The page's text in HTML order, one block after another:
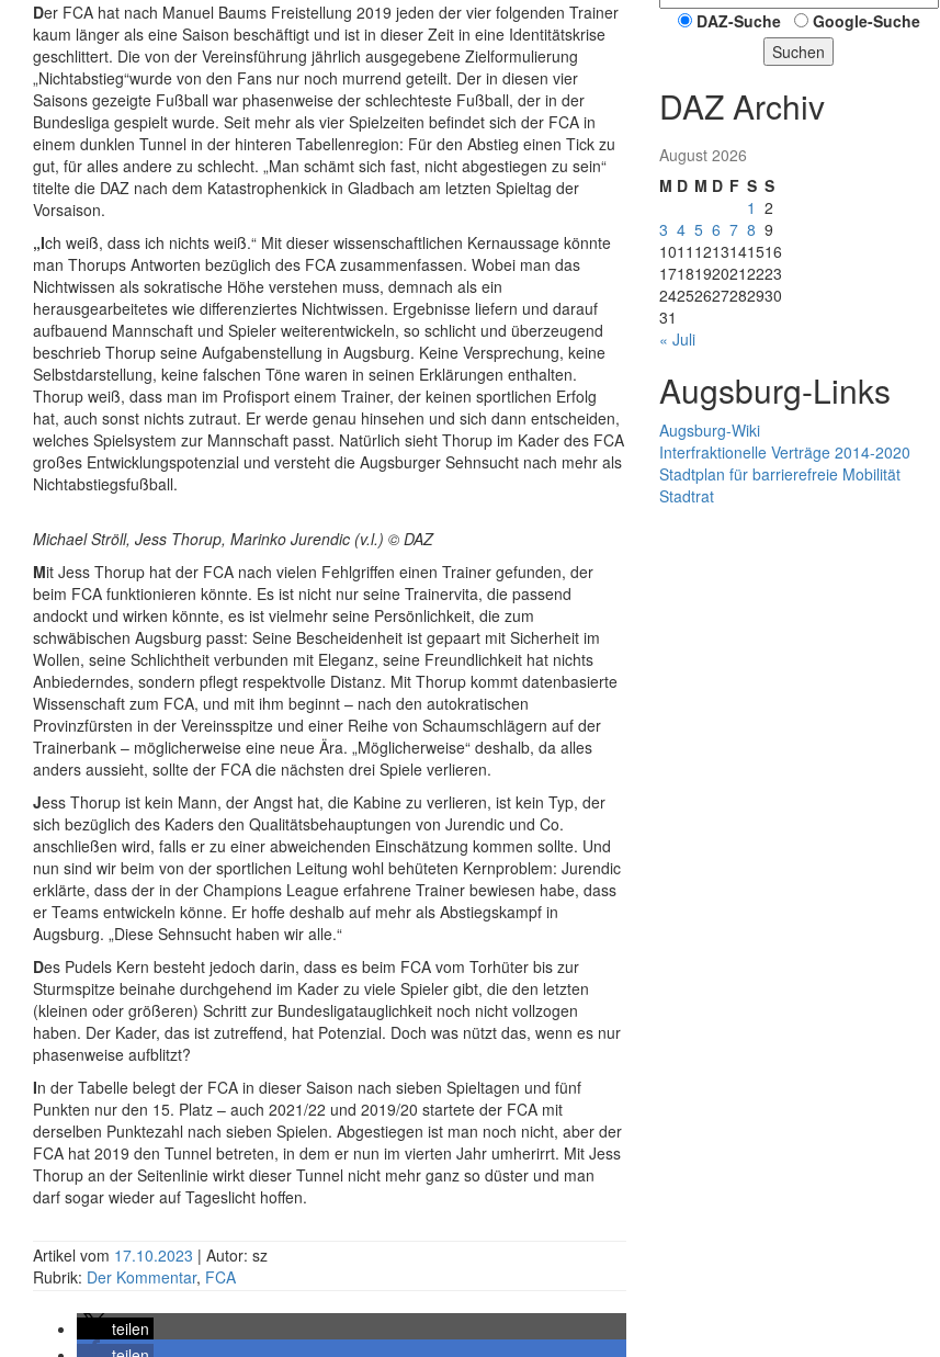
Der FCA hat nach Manuel Baums Freistellung 2019 jeden der vier folgenden Trainer
kaum länger als eine Saison beschäftigt und ist in dieser Zeit in eine Identitätskrise
geschlittert. Die von der Vereinsführung jährlich ausgegebene Zielformulierung
„Nichtabstieg“wurde von den Fans nur noch murrend geteilt. Der in diesen vier
Saisons gezeigte Fußball war phasenweise der schlechteste Fußball, der in der
Bundesliga gespielt wurde. Seit mehr als vier Spielzeiten befindet sich der FCA in
einem dunklen Tunnel in der hinteren Tabellenregion: Für den Abstieg einen Tick zu
gut, für alles andere zu schlecht. „Man schämt sich fast, nicht abgestiegen zu sein“
titelte die DAZ nach dem Katastrophenkick in Gladbach am letzten Spieltag der
Vorsaison.
„Ich weiß, dass ich nichts weiß.“ Mit dieser wissenschaftlichen Kernaussage könnte
man Thorups Antworten bezüglich des FCA zusammenfassen. Wobei man das
Nichtwissen als sokratische Höhe verstehen muss, demnach als ein
herausgearbeitetes wie differenziertes Nichtwissen. Ergebnisse liefern und darauf
aufbauend Mannschaft und Spieler weiterentwickeln, so schlicht und überzeugend
beschrieb Thorup seine Aufgabenstellung in Augsburg. Keine Versprechung, keine
Selbstdarstellung, keine falschen Töne waren in seinen Erklärungen enthalten.
Thorup weiß, dass man im Profisport einem Trainer, der keinen sportlichen Erfolg
hat, auch sonst nichts zutraut. Er werde genau hinsehen und sich dann entscheiden,
welches Spielsystem zur Mannschaft passt. Natürlich sieht Thorup im Kader des FCA
großes Entwicklungspotenzial und versteht die Augsburger Sehnsucht nach mehr als
Nichtabstiegsfußball.
Michael Ströll, Jess Thorup, Marinko Jurendic (v.l.) © DAZ
Mit Jess Thorup hat der FCA nach vielen Fehlgriffen einen Trainer gefunden, der
beim FCA funktionieren könnte. Es ist nicht nur seine Trainervita, die passend
andockt und wirken könnte, es ist vielmehr seine Persönlichkeit, die zum
schwäbischen Augsburg passt: Seine Bescheidenheit ist gepaart mit Sicherheit im
Wollen, seine Schlichtheit verbunden mit Eleganz, seine Freundlichkeit hat nichts
Anbiederndes, sondern pflegt respektvolle Distanz. Mit Thorup kommt datenbasierte
Wissenschaft zum FCA, und mit ihm beginnt – nach den autokratischen
Provinzfürsten in der Vereinsspitze und einer Reihe von Schaumschlägern auf der
Trainerbank – möglicherweise eine neue Ära. „Möglicherweise“ deshalb, da alles
anders aussieht, sollte der FCA die nächsten drei Spiele verlieren.
Jess Thorup ist kein Mann, der Angst hat, die Kabine zu verlieren, ist kein Typ, der
sich bezüglich des Kaders den Qualitätsbehauptungen von Jurendic und Co.
anschließen wird, falls er zu einer abweichenden Einschätzung kommen sollte. Und
nun sind wir beim von der sportlichen Leitung wohl behüteten Kernproblem: Jurendic
erklärte, dass der in der Champions League erfahrene Trainer bewiesen habe, dass
er Teams entwickeln könne. Er hoffe deshalb auf mehr als Abstiegskampf in
Augsburg. „Diese Sehnsucht haben wir alle.“
Des Pudels Kern besteht jedoch darin, dass es beim FCA vom Torhüter bis zur
Sturmspitze beinahe durchgehend im Kader zu viele Spieler gibt, die den letzten
(kleinen oder größeren) Schritt zur Bundesligatauglichkeit noch nicht vollzogen
haben. Der Kader, das ist zutreffend, hat Potenzial. Doch was nützt das, wenn es nur
phasenweise aufblitzt?
In der Tabelle belegt der FCA in dieser Saison nach sieben Spieltagen und fünf
Punkten nur den 15. Platz – auch 2021/22 und 2019/20 startete der FCA mit
derselben Punktezahl nach sieben Spielen. Abgestiegen ist man noch nicht, aber der
FCA hat 2019 den Tunnel betreten, in dem er nun im vierten Jahr umherirrt. Mit Jess
Thorup an der Seitenlinie wirkt dieser Tunnel nicht mehr ganz so düster und man
darf sogar wieder auf Tageslicht hoffen.
Artikel vom 17.10.2023 | Autor: sz
Rubrik: Der Kommentar, FCA
teilen
DAZ-Suche
Google-Suche
Suchen
DAZ Archiv
August 2026
M D M D F S S
1 2
3 4 5 6 7 8 9
1011 1213141516
17181920212223
24252627282930
31
« Juli
Augsburg-Links
Augsburg-Wiki
Interfraktionelle Verträge 2014-2020
Stadtplan für barrierefreie Mobilität
Stadtrat